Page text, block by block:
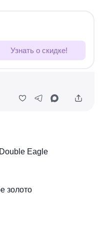
Узнать о скидке!
Eagle
золото